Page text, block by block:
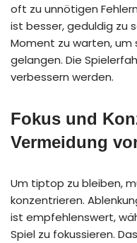
oft zu unnötigen
ist besser, geduldig zu
Moment zu warten, um
gelangen. Die
verbessern werden.
Fokus und
Vermeidung
Um tiptop zu bleiben,
konzentrieren.
ist empfehlenswert,
Spiel zu fokussieren.